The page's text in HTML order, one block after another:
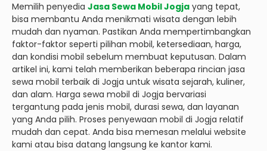
Memilih penyedia Jasa Sewa Mobil Jogja yang tepat,
bisa membantu Anda menikmati wisata dengan lebih
mudah dan nyaman. Pastikan Anda mempertimbangkan
faktor-faktor seperti pilihan mobil, ketersediaan, harga,
dan kondisi mobil sebelum membuat keputusan. Dalam
artikel ini, kami telah memberikan beberapa rincian jasa
sewa mobil terbaik di Jogja untuk wisata sejarah, kuliner,
dan alam. Harga sewa mobil di Jogja bervariasi
tergantung pada jenis mobil, durasi sewa, dan layanan
yang Anda pilih. Proses penyewaan mobil di Jogja relatif
mudah dan cepat. Anda bisa memesan melalui website
kami atau bisa datang langsung ke kantor kami.